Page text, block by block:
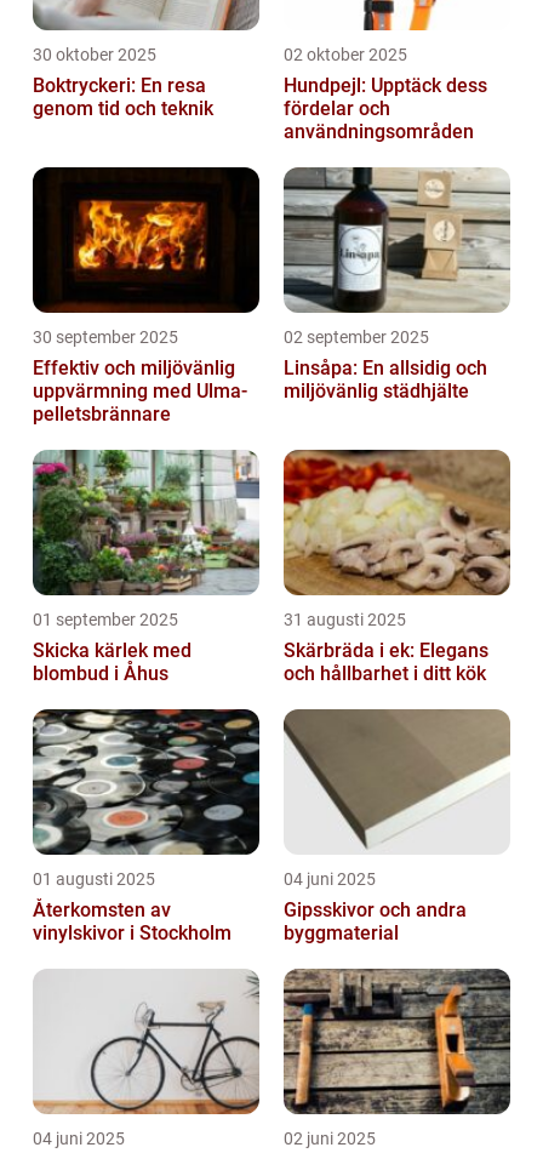
30 oktober 2025
Boktryckeri: En resa
genom tid och teknik
02 oktober 2025
Hundpejl: Upptäck dess
fördelar och
användningsområden
30 september 2025
Effektiv och miljövänlig
uppvärmning med Ulma-
pelletsbrännare
02 september 2025
Linsåpa: En allsidig och
miljövänlig städhjälte
01 september 2025
Skicka kärlek med
blombud i Åhus
31 augusti 2025
Skärbräda i ek: Elegans
och hållbarhet i ditt kök
01 augusti 2025
Återkomsten av
vinylskivor i Stockholm
04 juni 2025
Gipsskivor och andra
byggmaterial
04 juni 2025 02 juni 2025